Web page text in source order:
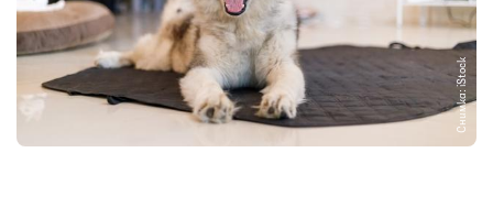
Снимка: iStock